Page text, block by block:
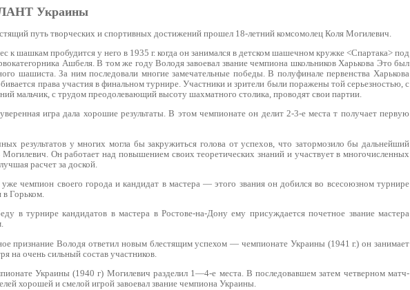
Украины
путь творческих и спортивных достижений прошел 18-летний комсомолец Коля Могилевич.
к шашкам пробудится у него в 1935 г. когда он занимался в детском шашечном кружке <Спартака> под
Ашбеля. В том же году Володя зaвoeвaл звание чемпиона школьников Харькова Это был
шашиста. За ним последовали многие замечательные победы. В полуфинале первенства Харькова
права участия в финальном турнире. Участники и зрители были поражены той серьезностью, с
мальчик, с трудом преодолевающий высоту шахматного столика, проводят свои партии.
игра дала хорошие результаты. В этом чемпионате он делит 2-3-е места т получает первую
результатов у многих могла бы закружиться голова от успexoв, что затормозило бы дальнейший
Могилевич. Он работает над повышением своих теоретических знаний и участвует в многочисленных
расчет за доской.
чемпион своего города и кандидат в мастера — этого звания он добился во всесоюзном турнире
в Горьком.
в турнире кандидатов в мастера в Ростове-на-Дону ему присуждается почетное звание мастера
признание Володя ответил новым блестящим успехом — чемпионате Украины (1941 г.) он занимает
на очень сильный состав участников.
Украины (1940 г) Могилевич разделил 1—4-е места. В последовавшем затем четверном матч-
хорошей и смелой игрой завоевал звание чемпиона Украины.